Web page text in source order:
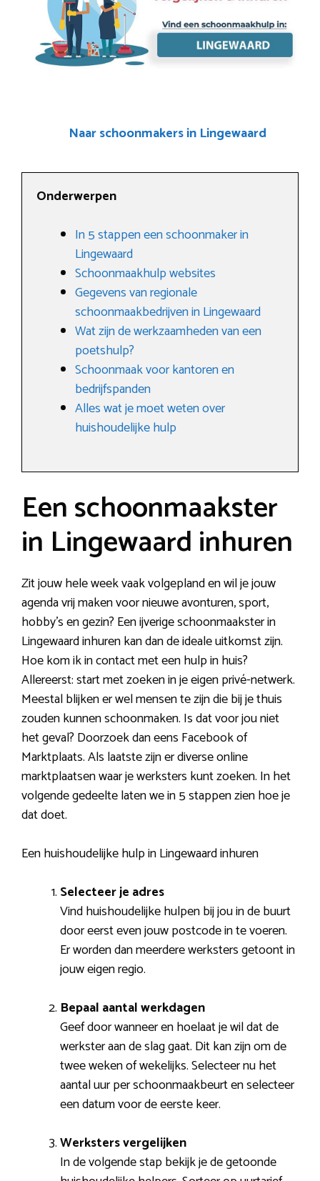
Naar schoonmakers in Lingewaard
Onderwerpen
In 5 stappen een schoonmaker in
Lingewaard
Schoonmaakhulp websites
Gegevens van regionale
schoonmaakbedrijven in Lingewaard
Wat zijn de werkzaamheden van een
poetshulp?
Schoonmaak voor kantoren en
bedrijfspanden
Alles wat je moet weten over
huishoudelijke hulp
Een schoonmaakster
in Lingewaard inhuren
Zit jouw hele week vaak volgepland en wil je jouw
agenda vrij maken voor nieuwe avonturen, sport,
hobby’s en gezin? Een ijverige schoonmaakster in
Lingewaard inhuren kan dan de ideale uitkomst zijn.
Hoe kom ik in contact met een hulp in huis?
Allereerst: start met zoeken in je eigen privé-netwerk.
Meestal blijken er wel mensen te zijn die bij je thuis
zouden kunnen schoonmaken. Is dat voor jou niet
het geval? Doorzoek dan eens Facebook of
Marktplaats. Als laatste zijn er diverse online
marktplaatsen waar je werksters kunt zoeken. In het
volgende gedeelte laten we in 5 stappen zien hoe je
dat doet.
Een huishoudelijke hulp in Lingewaard inhuren
Selecteer je adres
Vind huishoudelijke hulpen bij jou in de buurt
door eerst even jouw postcode in te voeren.
Er worden dan meerdere werksters getoont in
jouw eigen regio.
Bepaal aantal werkdagen
Geef door wanneer en hoelaat je wil dat de
werkster aan de slag gaat. Dit kan zijn om de
twee weken of wekelijks. Selecteer nu het
aantal uur per schoonmaakbeurt en selecteer
een datum voor de eerste keer.
Werksters vergelijken
In de volgende stap bekijk je de getoonde